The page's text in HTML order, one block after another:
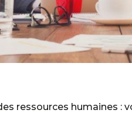
ressources humaines :